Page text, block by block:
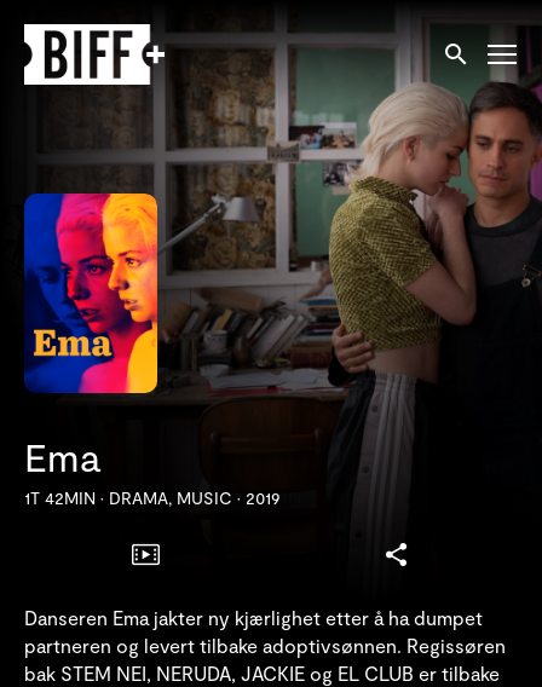
Tilgjengelighetslenker
Søk
Ema
1T 42MIN • DRAMA, MUSIC • 2019
Danseren Ema jakter ny kjærlighet etter å ha dumpet
partneren og levert tilbake adoptivsønnen. Regissøren
bak STEM NEI, NERUDA, JACKIE og EL CLUB er tilbake